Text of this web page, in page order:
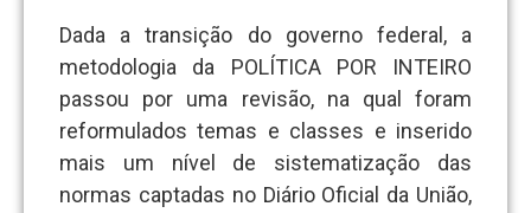
Dada a transição do governo federal, a
metodologia da POLÍTICA POR INTEIRO
passou por uma revisão, na qual foram
reformulados temas e classes e inserido
mais um nível de sistematização das
normas captadas no Diário Oficial da União,